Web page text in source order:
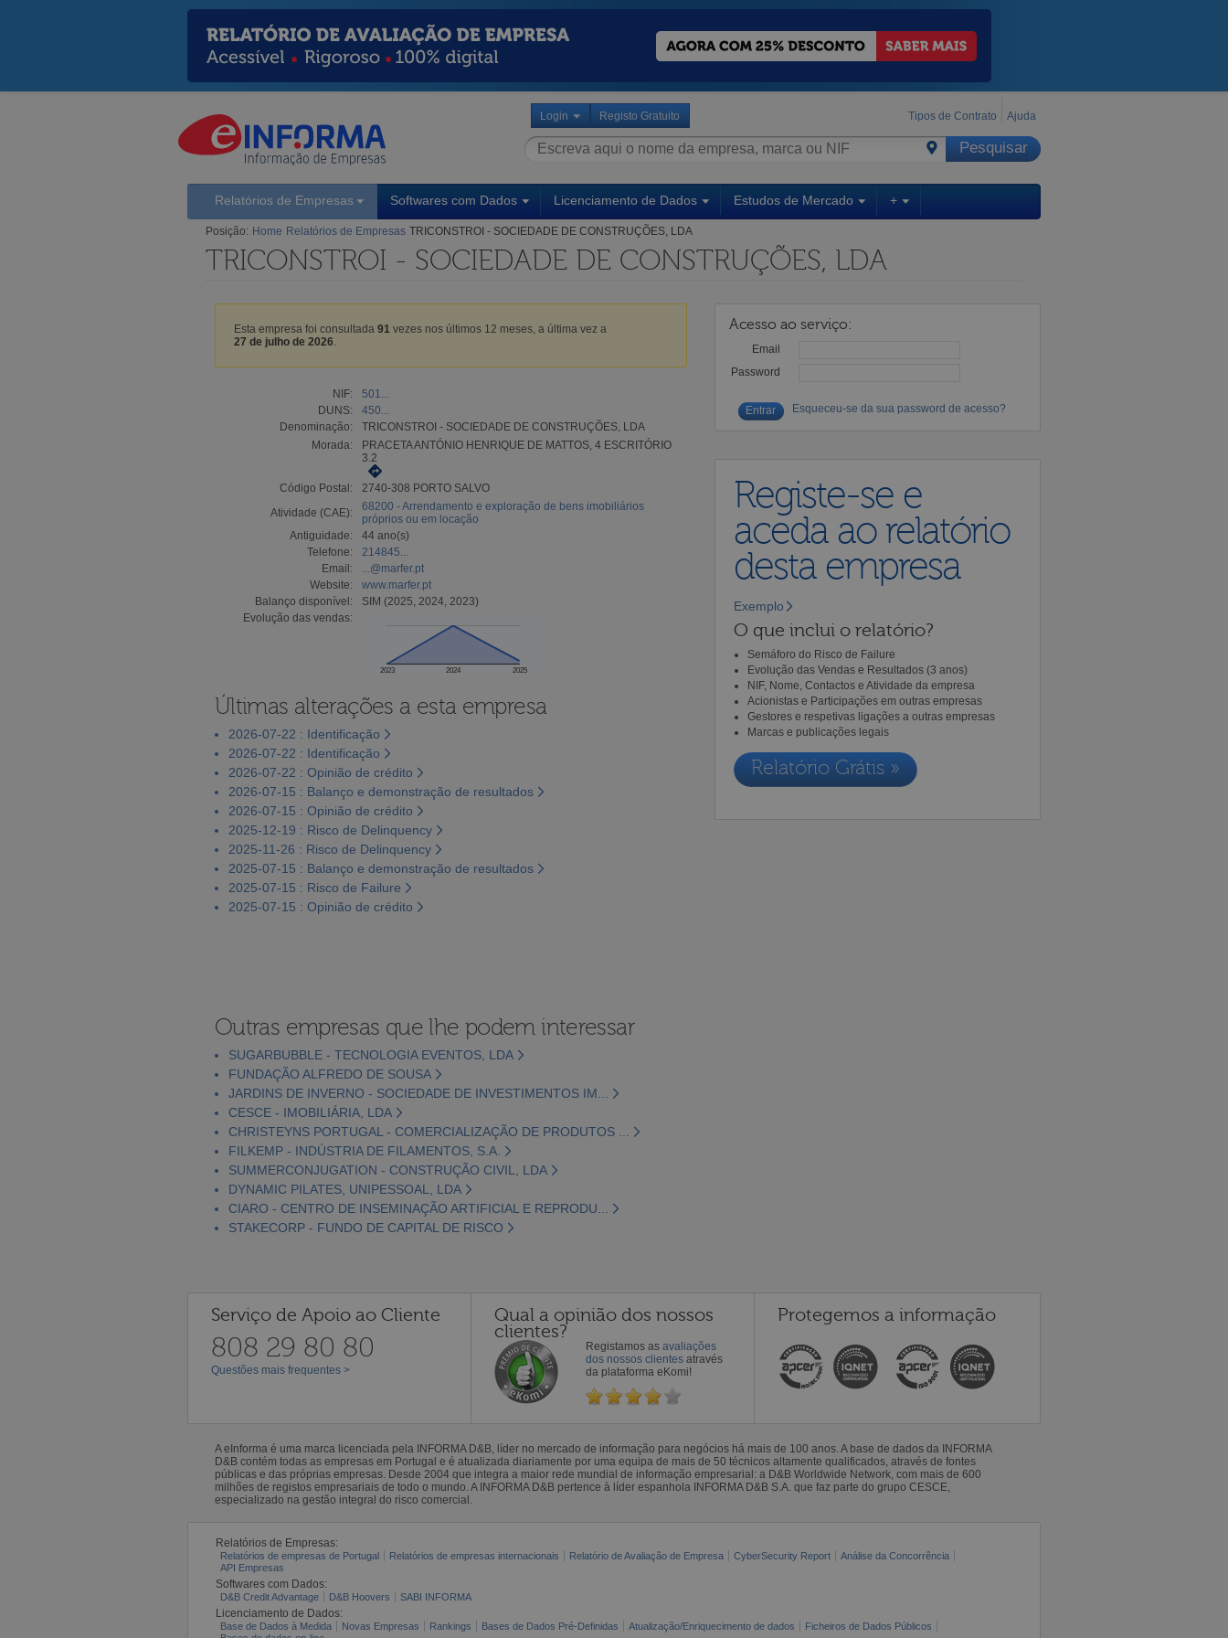
Login Registo Gratuito Tipos de Contrato Ajuda
Relatórios de Empresas Softwares com Dados Licenciamento de Dados Estudos de Mercado +
Posição: Home Relatórios de Empresas TRICONSTROI - SOCIEDADE DE CONSTRUÇÕES, LDA
TRICONSTROI - SOCIEDADE DE CONSTRUÇÕES, LDA
Esta empresa foi consultada 91 vezes nos últimos 12 meses, a última vez a
27 de julho de 2026
NIF:
501...
DUNS:
450...
Denominação:
TRICONSTROI - SOCIEDADE DE CONSTRUÇÕES, LDA
Morada:
PRACETA ANTÓNIO HENRIQUE DE MATTOS, 4 ESCRITÓRIO
3.2
Código Postal:
2740-308 PORTO SALVO
Atividade (CAE):
68200 - Arrendamento e exploração de bens imobiliários
próprios ou em locação
Antiguidade:
44 ano(s)
Telefone:
214845...
Email:
...@marfer.pt
Website:
www.marfer.pt
Balanço disponível:
SIM (2025, 2024, 2023)
Evolução das vendas:
2023 2024 2025
Últimas alterações a esta empresa
2026-07-22 : Identificação
2026-07-22 : Identificação
2026-07-22 : Opinião de crédito
2026-07-15 : Balanço e demonstração de resultados
2026-07-15 : Opinião de crédito
2025-12-19 : Risco de Delinquency
2025-11-26 : Risco de Delinquency
2025-07-15 : Balanço e demonstração de resultados
2025-07-15 : Risco de Failure
2025-07-15 : Opinião de crédito
Acesso ao serviço:
Email
Password
Esqueceu-se da sua password de acesso?
Registe-se e
aceda ao relatório
desta empresa
Exemplo
O que inclui o relatório?
Semáforo do Risco de Failure
Evolução das Vendas e Resultados (3 anos)
NIF, Nome, Contactos e Atividade da empresa
Acionistas e Participações em outras empresas
Gestores e respetivas ligações a outras empresas
Marcas e publicações legais
Relatório Grátis »
Outras empresas que lhe podem interessar
SUGARBUBBLE - TECNOLOGIA EVENTOS, LDA
FUNDAÇÃO ALFREDO DE SOUSA
JARDINS DE INVERNO - SOCIEDADE DE INVESTIMENTOS IM...
CESCE - IMOBILIÁRIA, LDA
CHRISTEYNS PORTUGAL - COMERCIALIZAÇÃO DE PRODUTOS ...
FILKEMP - INDÚSTRIA DE FILAMENTOS, S.A.
SUMMERCONJUGATION - CONSTRUÇÃO CIVIL, LDA
DYNAMIC PILATES, UNIPESSOAL, LDA
CIARO - CENTRO DE INSEMINAÇÃO ARTIFICIAL E REPRODU...
STAKECORP - FUNDO DE CAPITAL DE RISCO
Serviço de Apoio ao Cliente
808 29 80 80
Questões mais frequentes >
Qual a opinião dos nossos
clientes?
Registamos as avaliações
dos nossos clientes através
da plataforma eKomi!
Protegemos a informação
A eInforma é uma marca licenciada pela INFORMA D&B, líder no mercado de informação para negócios há mais de 100 anos. A base de dados da INFORMA
D&B contém todas as empresas em Portugal e é atualizada diariamente por uma equipa de mais de 50 técnicos altamente qualificados, através de fontes
públicas e das próprias empresas. Desde 2004 que integra a maior rede mundial de informação empresarial: a D&B Worldwide Network, com mais de 600
milhões de registos empresariais de todo o mundo. A INFORMA D&B pertence à líder espanhola INFORMA D&B S.A. que faz parte do grupo CESCE,
especializado na gestão integral do risco comercial.
Relatórios de Empresas:
Relatórios de empresas de Portugal Relatórios de empresas internacionais Relatório de Avaliação de Empresa CyberSecurity Report
Análise da Concorrência
API Empresas
Softwares com Dados:
D&B Credit Advantage D&B Hoovers SABI INFORMA
Licenciamento de Dados:
Base de Dados à Medida Novas Empresas Rankings Bases de Dados Pré-Definidas Atualização/Enriquecimento de dados
Ficheiros de Dados Públicos